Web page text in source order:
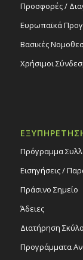
Προσφορές /
Ευρωπαϊκά
Βασικές
Χρήσιμοι
Πρόγραμμα
Εισηγήσεις /
Πράσινο Σημείο
Άδειες
Διατήρηση
Προγράμματα